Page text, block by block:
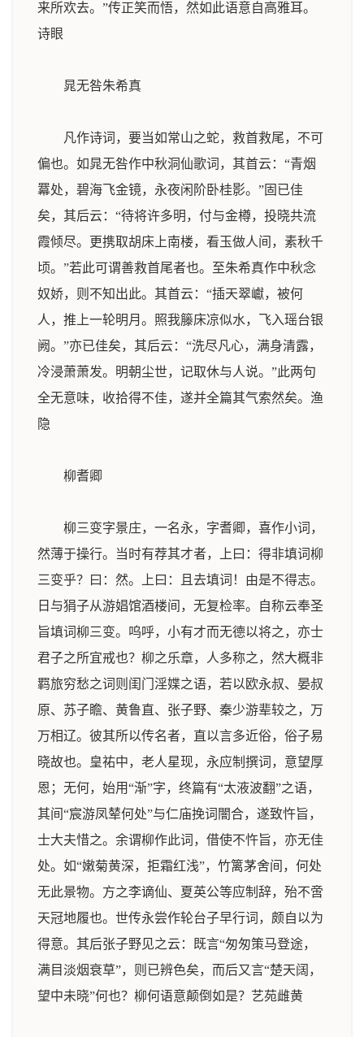
来所欢去。”传正笑而悟，然如此语意自高雅耳。
诗眼
晁无咎朱希真
凡作诗词，要当如常山之蛇，救首救尾，不可
偏也。如晁无咎作中秋洞仙歌词，其首云：“青烟
羃处，碧海飞金镜，永夜闲阶卧桂影。”固已佳
矣，其后云：“待将许多明，付与金樽，投晓共流
霞倾尽。更携取胡床上南楼，看玉做人间，素秋千
顷。”若此可谓善救首尾者也。至朱希真作中秋念
奴娇，则不知出此。其首云：“插天翠巘，被何
人，推上一轮明月。照我籐床凉似水，飞入瑶台银
阙。”亦已佳矣，其后云：“洗尽凡心，满身清露，
冷浸萧萧发。明朝尘世，记取休与人说。”此两句
全无意味，收拾得不佳，遂并全篇其气索然矣。 渔
隐
柳耆卿
柳三变字景庄，一名永，字耆卿，喜作小词，
然薄于操行。当时有荐其才者，上曰：得非填词柳
三变乎？曰：然。上曰：且去填词！由是不得志。
日与狷子从游娼馆酒楼间，无复检率。自称云奉圣
旨填词柳三变。呜呼，小有才而无德以将之，亦士
君子之所宜戒也？柳之乐章，人多称之，然大概非
羁旅穷愁之词则闺门淫媟之语，若以欧永叔、晏叔
原、苏子瞻、黄鲁直、张子野、秦少游辈较之，万
万相辽。彼其所以传名者，直以言多近俗，俗子易
晓故也。皇祐中，老人星现，永应制撰词，意望厚
恩；无何，始用“渐”字，终篇有“太液波翻”之语，
其间“宸游凤辇何处”与仁庙挽词闇合，遂致忤旨，
士大夫惜之。余谓柳作此词，借使不忤旨，亦无佳
处。如“嫩菊黄深，拒霜红浅”，竹篱茅舍间，何处
无此景物。方之李谪仙、夏英公等应制辞，殆不啻
天冠地履也。世传永尝作轮台子早行词，颇自以为
得意。其后张子野见之云：既言“匆匆策马登途，
满目淡烟衰草”，则已辨色矣，而后又言“楚天阔，
望中未晓”何也？柳何语意颠倒如是？ 艺苑雌黄